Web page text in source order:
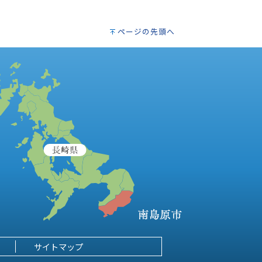
ページの先頭へ
サイトマップ